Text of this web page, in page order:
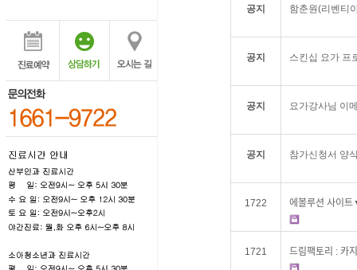
공지 함춘원(리벤티
공지 스킨십 요가 프
공지 요가강사님 이
공지 참가신청서 양
1722 에볼루션
1721 드림팩토리 :